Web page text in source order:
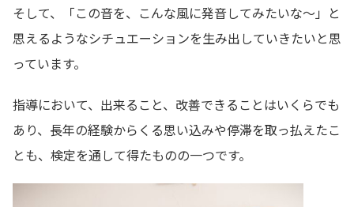
そして、「この音を、こんな風に発音してみたいな〜」と
思えるようなシチュエーションを生み出していきたいと思
っています。
指導において、出来ること、改善できることはいくらでも
あり、長年の経験からくる思い込みや停滞を取っ払えたこ
とも、検定を通して得たものの一つです。